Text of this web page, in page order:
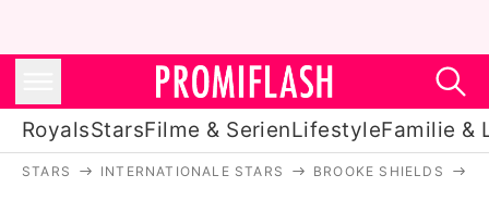
RoyalsStarsFilme & SerienLifestyleFamilie &
STARS INTERNATIONALE STARS BROOKE SHIELDS